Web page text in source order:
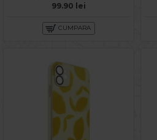
99.90 lei
CUMPARA